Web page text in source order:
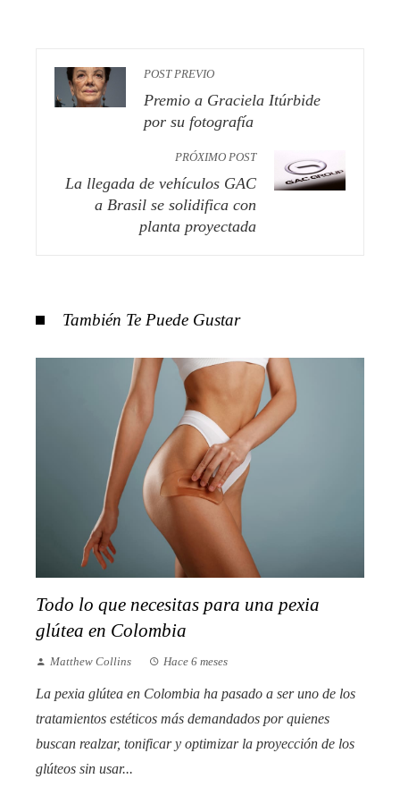
POST PREVIO
Premio a Graciela Itúrbide
por su fotografía
PRÓXIMO POST
La llegada de vehículos GAC
a Brasil se solidifica con
planta proyectada
También Te Puede Gustar
Todo lo que necesitas para una pexia
glútea en Colombia
Matthew Collins Hace 6 meses
La pexia glútea en Colombia ha pasado a ser uno de los
tratamientos estéticos más demandados por quienes
buscan realzar, tonificar y optimizar la proyección de los
glúteos sin usar...